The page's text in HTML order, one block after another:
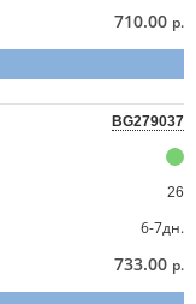
710.00 р.
BG279037
26
6-7дн.
733.00 р.